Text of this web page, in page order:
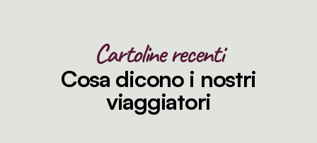
Cartoline recenti
Cosa dicono i nostri
viaggiatori